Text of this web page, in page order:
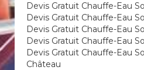
Devis Gratuit Chauffe-Eau
Devis Gratuit Chauffe-Eau
Devis Gratuit Chauffe-Eau
Devis Gratuit Chauffe-Eau
Devis Gratuit Chauffe-Eau
Château